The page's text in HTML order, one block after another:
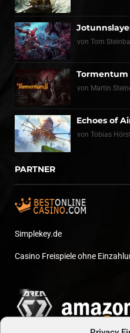
von Tom
Tormentum
von Martin
Echoes of
von Tobias
PARTNER
Simplekey.de
Casino Freispiele ohne